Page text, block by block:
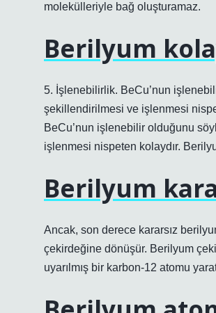
molekülleriyle bağ oluşturamaz.
Berilyum
5. İşlenebilirlik. BeCu’nun
şekillendirilmesi ve işlenmesi
BeCu’nun işlenebilir olduğunu
işlenmesi nispeten kolaydır.
Berilyum
Ancak, son derece kararsız
çekirdeğine dönüşür. Berilyum
uyarılmış bir karbon-12 atomu